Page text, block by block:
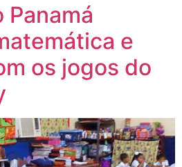
Panamá
e
os jogos do